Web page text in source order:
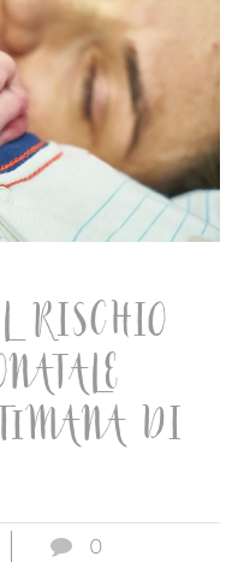
RISCHIO
DI
0